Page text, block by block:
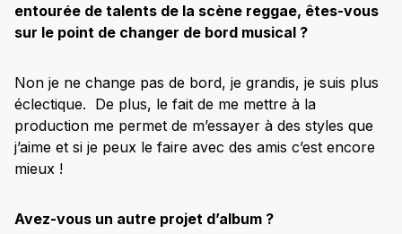
entourée de talents de la scène reggae, êtes-vous
sur le point de changer de bord musical ?
Non je ne change pas de bord, je grandis, je suis plus
éclectique. De plus, le fait de me mettre à la
production me permet de m’essayer à des styles que
j’aime et si je peux le faire avec des amis c’est encore
mieux !
Avez-vous un autre projet d’album ?